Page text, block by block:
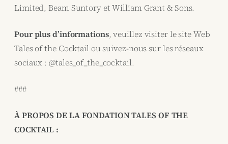
Limited, Beam Suntory et William Grant & Sons.
Pour plus d’informations, veuillez visiter le site Web
Tales of the Cocktail ou suivez-nous sur les réseaux
sociaux : @tales_of_the_cocktail.
###
À PROPOS DE LA FONDATION TALES OF THE
COCKTAIL :